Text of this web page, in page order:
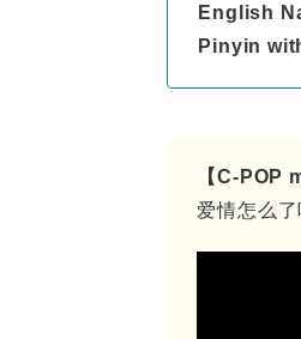
English
Pinyin
【C-POP
爱情怎么